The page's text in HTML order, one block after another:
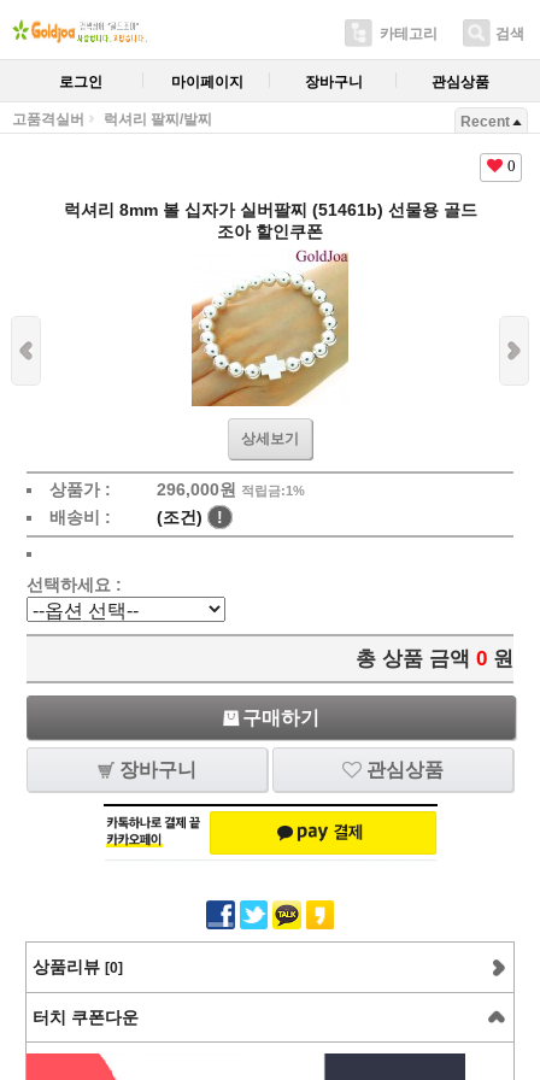
카테고리 검색
로그인 마이페이지 장바구니 관심상품
고품격실버 럭셔리 팔찌/발찌 Recent
0
럭셔리 8mm 볼 십자가 실버팔찌 (51461b) 선물용 골드
조아 할인쿠폰
상세보기
상품가 : 296,000원 적립금:1%
배송비 : (조건) !
선택하세요 :
총 상품 금액 0 원
구매하기
장바구니 관심상품
상품리뷰 [0]
터치 쿠폰다운